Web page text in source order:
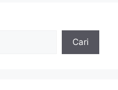
Cari